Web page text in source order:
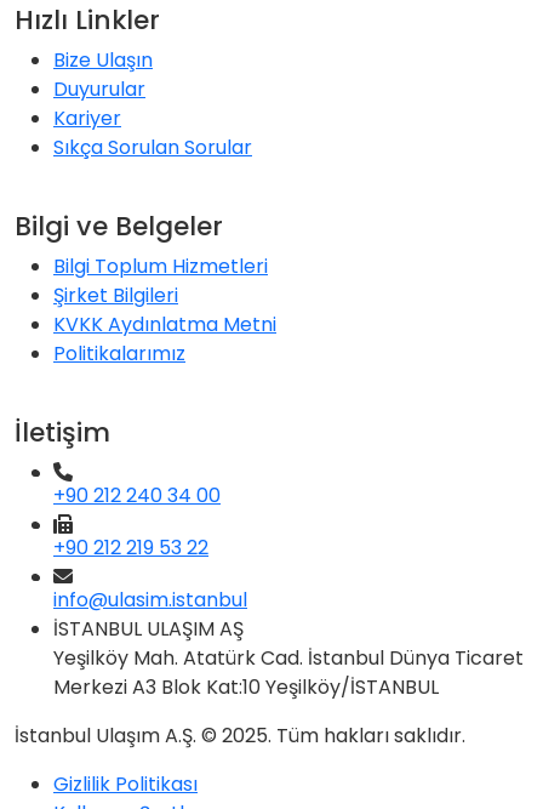
Hızlı Linkler
Bize Ulaşın
Duyurular
Kariyer
Sıkça Sorulan Sorular
Bilgi ve Belgeler
Bilgi Toplum Hizmetleri
Şirket Bilgileri
KVKK Aydınlatma Metni
Politikalarımız
İletişim
+90 212 240 34 00
+90 212 219 53 22
info@ulasim.istanbul
İSTANBUL ULAŞIM AŞ
Yeşilköy Mah. Atatürk Cad. İstanbul Dünya Ticaret
Merkezi A3 Blok Kat:10 Yeşilköy/İSTANBUL
İstanbul Ulaşım A.Ş. © 2025. Tüm hakları saklıdır.
Gizlilik Politikası